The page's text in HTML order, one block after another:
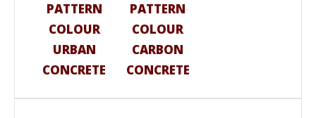
PATTERN
COLOUR
URBAN
CONCRETE
PATTERN
COLOUR
CARBON
CONCRETE